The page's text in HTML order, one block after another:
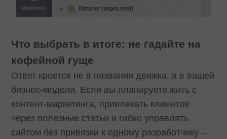
Что выбрать в итоге: не гадайте на
кофейной гуще
Ответ кроется не в названии движка, а в вашей
бизнес-модели. Если вы планируете жить с
контент-маркетинга, привлекать клиентов
через полезные статьи и гибко управлять
сайтом без привязки к одному разработчику –